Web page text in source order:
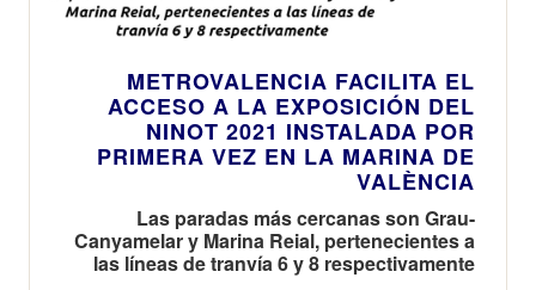
METROVALENCIA FACILITA EL
ACCESO A LA EXPOSICIÓN DEL
NINOT 2021 INSTALADA POR
PRIMERA VEZ EN LA MARINA DE
VALÈNCIA
Las paradas más cercanas son Grau-
Canyamelar y Marina Reial, pertenecientes a
las líneas de tranvía 6 y 8 respectivamente